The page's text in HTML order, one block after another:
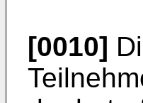
[0010]